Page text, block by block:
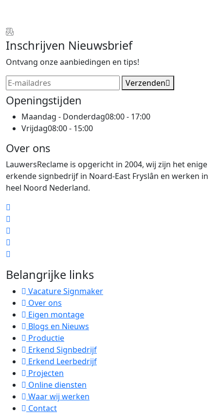
Inschrijven Nieuwsbrief
Ontvang onze aanbiedingen en tips!
Verzenden
Openingstijden
Maandag - Donderdag08:00 - 17:00
Vrijdag08:00 - 15:00
Over ons
LauwersReclame is opgericht in 2004, wij zijn het enige
erkende signbedrijf in Noard-East Fryslân en werken in
heel Noord Nederland.
Belangrijke links
Vacature Signmaker
Over ons
Eigen montage
Blogs en Nieuws
Productie
Erkend Signbedrijf
Erkend Leerbedrijf
Projecten
Online diensten
Waar wij werken
Contact